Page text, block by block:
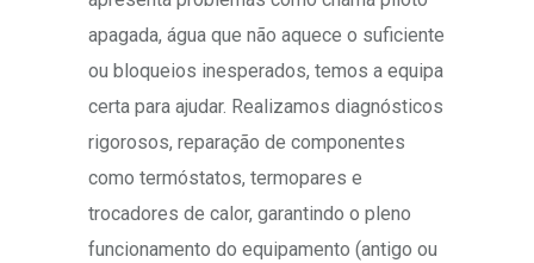
apagada, água que não aquece o suficiente
ou bloqueios inesperados, temos a equipa
certa para ajudar. Realizamos diagnósticos
rigorosos, reparação de componentes
como termóstatos, termopares e
trocadores de calor, garantindo o pleno
funcionamento do equipamento (antigo ou